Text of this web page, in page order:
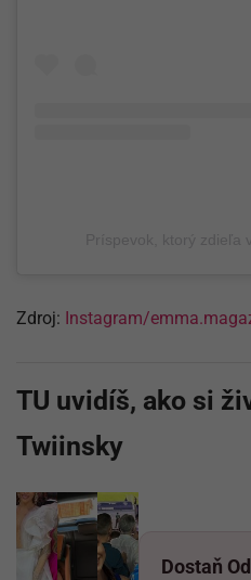
Zdroj: Instagram/
TU uvidíš, ako si
Twiinsky
Dostaň